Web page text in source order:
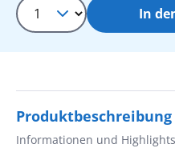
In
Produktbeschreibung
Informationen und Highlights